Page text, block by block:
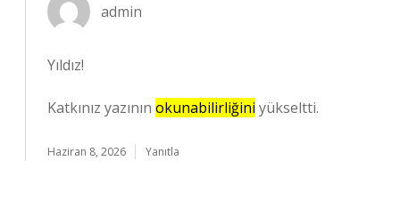
admin
Yıldız!
Katkınız yazının okunabilirliğini yükseltti.
Haziran 8, 2026 Yanıtla